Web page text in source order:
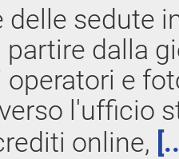
delle sedute
partire dalla
operatori e
l'ufficio
online,